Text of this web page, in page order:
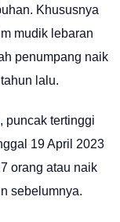
Khususnya
mudik lebaran
penumpang naik
lalu.
puncak tertinggi
19 April 2023
orang atau naik
sebelumnya.